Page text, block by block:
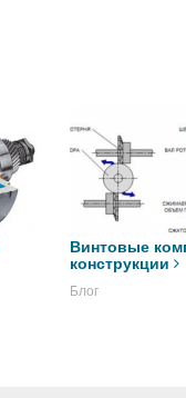
Винтовые
конструкции
Блог